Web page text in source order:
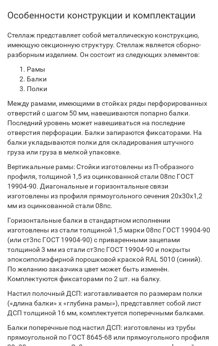
Особенности конструкции и комплектации
Стеллаж представляет собой металлическую конструкцию,
имеющую секционную структуру. Стеллаж является сборно-
разборным изделием. Он состоит из следующих элементов:
Рамы
Балки
Полки
Между рамами, имеющими в стойках ряды перфорированных
отверстий с шагом 50 мм, навешиваются попарно балки.
Последний уровень может навешиваться на последние
отверстия перфорации. Балки запираются фиксаторами. На
балки укладываются полки для складирования штучного
груза или груза в мелкой упаковке.
Вертикальные рамы: Стойки изготовлены из П-образного
профиля, толщиной 1,5 из оцинкованной стали 08пс ГОСТ
19904-90. Диагональные и горизонтальные связи
изготовлены из профиля прямоугольного сечения 20х30х1,2
мм из оцинкованной стали 08пс.
Горизонтальные балки в стандартном исполнении
изготовлены из стали толщиной 1,5 марки 08пс ГОСТ 19904-90
(или ст3пс ГОСТ 19904-90) с приваренными зацепами
толщиной 3 мм из стали ст3пс ГОСТ 19904-90 и покрыты
эпоксиполиэфирной порошковой краской RAL 5010 (синий).
По желанию заказчика цвет может быть изменён.
Комплектуются фиксаторами по 2 шт. на балку.
Настил полочный ДСП: изготавливается по размерам полки
(«длина балки» х «глубина рамы»), представляет собой лист
ДСП толщиной 16 мм, комплектуется поперечными балками.
Балки поперечные под настил ДСП: изготовлены из трубы
прямоугольной по ГОСТ 8645-68 или прямоугольного профиля